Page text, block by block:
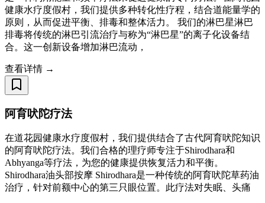
健康水疗度假村，我们提供多种转化性疗程，结合道能量学的
原则，从而促进平衡、排毒和整体活力。 我们的淋巴星淋巴
排毒将传统的淋巴引流治疗与称为“淋巴星”的离子化设备结
合。这一创新设备增加淋巴流动，
查看详情 →
阿育吠陀疗法
在道花园健康水疗度假村，我们提供结合了古代阿育吠陀知识
的阿育吠陀疗法。我们合格的理疗师专注于Shirodhara和
Abhyanga等疗法，为您的健康提供恢复活力和平衡。
Shirodhara油头部按摩 Shirodhara是一种传统的阿育吠陀草药油
治疗，针对前额中心的第三只眼位置。此疗法对失眠、头痛